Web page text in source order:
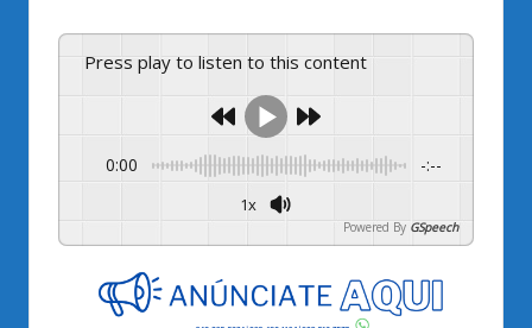
Press play to listen to this content
0:00 -:--
1x
Powered By GSpeech